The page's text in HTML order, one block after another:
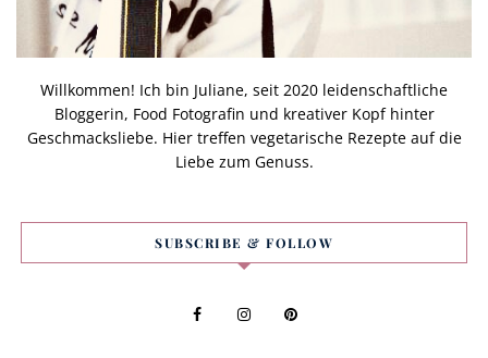
Willkommen! Ich bin Juliane, seit 2020 leidenschaftliche
Bloggerin, Food Fotografin und kreativer Kopf hinter
Geschmacksliebe. Hier treffen vegetarische Rezepte auf die
Liebe zum Genuss.
SUBSCRIBE & FOLLOW